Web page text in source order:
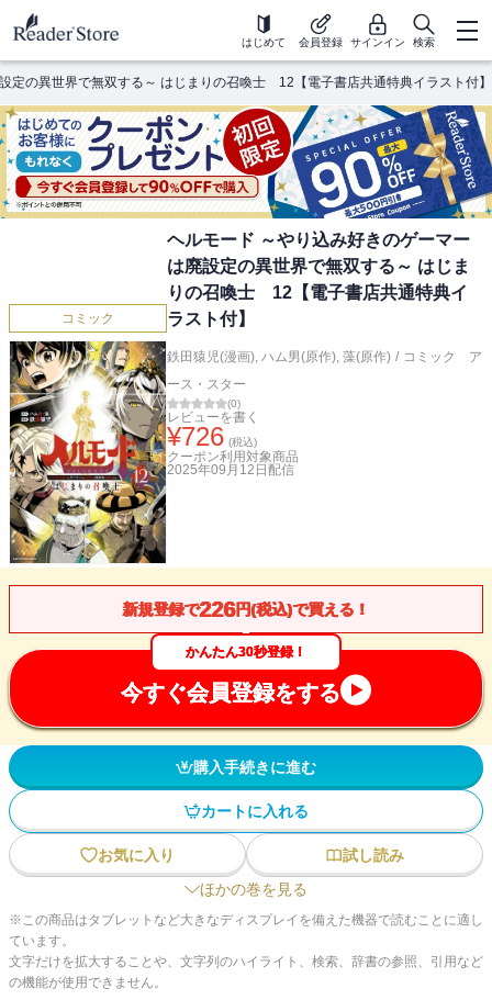
はじめて 会員登録 サインイン 検索
定の異世界で無双する～ はじまりの召喚士 12【電子書店共通特典イラスト付】
コミック
ヘルモード ～やり込み好きのゲーマー
は廃設定の異世界で無双する～ はじま
りの召喚士 12【電子書店共通特典イ
ラスト付】
鉄田猿児(漫画), ハム男(原作), 藻(原作) / コミック ア
ース・スター
(0)
レビューを書く
¥726 (税込)
クーポン利用対象商品
2025年09月12日 配信
新規登録で226円(税込)で買える！
かんたん30秒登録！
今すぐ会員登録をする
購入手続きに進む
カートに入れる
お気に入り
試し読み
ほかの巻を見る
※この商品はタブレットなど大きなディスプレイを備えた機器で読むことに適し
ています。
文字だけを拡大することや、文字列のハイライト、検索、辞書の参照、引用など
の機能が使用できません。